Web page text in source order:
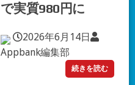
で実質980円に
2026年6月14日
Appbank編集部
続きを読む